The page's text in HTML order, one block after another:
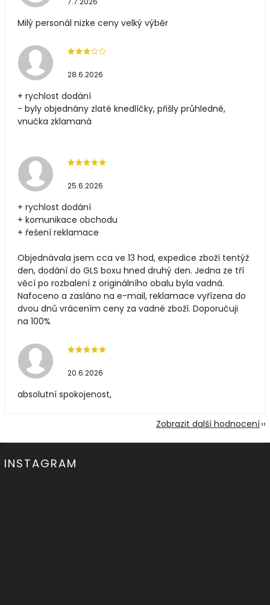
Milý personál nizke ceny velký výběr
28.6.2026
+ rychlost dodání
- byly objednány zlaté knedlíčky, přišly průhledné,
vnučka zklamaná
25.6.2026
+ rychlost dodání
+ komunikace obchodu
+ řešení reklamace
Objednávala jsem cca ve 13 hod, expedice zboží tentýž
den, dodání do GLS boxu hned druhý den. Jedna ze tří
věcí po rozbalení z originálního obalu byla vadná.
Nafoceno a zasláno na e-mail, reklamace vyřízena do
dvou dnů vrácením ceny za vadné zboží. Doporučuji
na 100%
20.6.2026
absolutní spokojenost,
Zobrazit další hodnocení
INSTAGRAM